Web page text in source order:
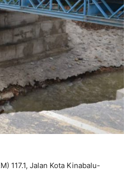
117.1, Jalan Kota Kinabalu-